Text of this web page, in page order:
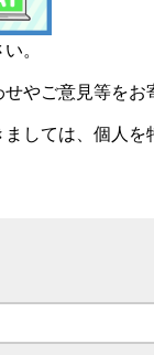
。
やご意見等を
しては、個人